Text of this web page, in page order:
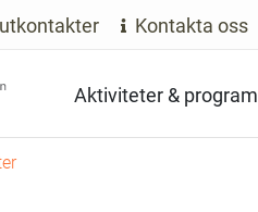
Kontakta oss
Aktiviteter & program